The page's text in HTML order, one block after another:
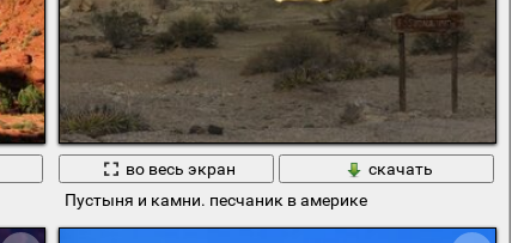
во весь экран
скачать
Пустыня и камни. песчаник в америке